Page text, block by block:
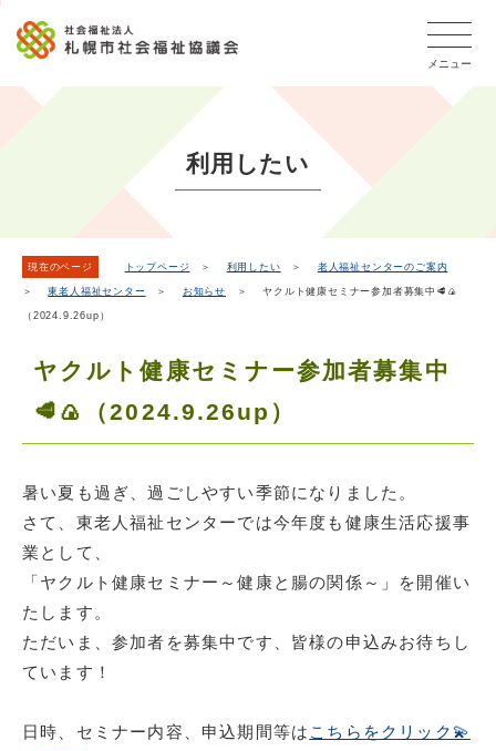
文
メニュー
か
利用したい
現在のページ トップページ ＞ 利用したい ＞ 老人福祉センターのご案内
＞東老人福祉センター ＞ お知らせ ＞ ヤクルト健康セミナー参加者募集中🥩🍙
（2024.9.26up）
ヤクルト健康セミナー参加者募集中
🥩🍙（2024.9.26up）
暑い夏も過ぎ、過ごしやすい季節になりました。
さて、東老人福祉センターでは今年度も健康生活応援事
業として、
「ヤクルト健康セミナー～健康と腸の関係～」を開催い
たします。
ただいま、参加者を募集中です、皆様の申込みお待ちし
ています！
日時、セミナー内容、申込期間等は こちらをクリック💫
こ
フ
タ
こ